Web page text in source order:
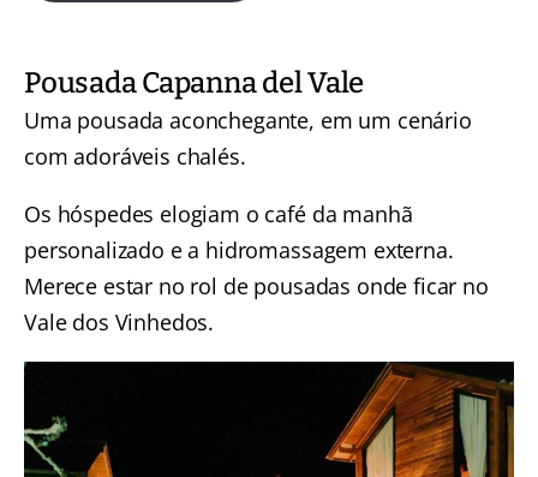
Pousada Capanna del Vale
Uma pousada aconchegante, em um cenário
com adoráveis chalés.
Os hóspedes elogiam o café da manhã
personalizado e a hidromassagem externa.
Merece estar no rol de pousadas onde ficar no
Vale dos Vinhedos.